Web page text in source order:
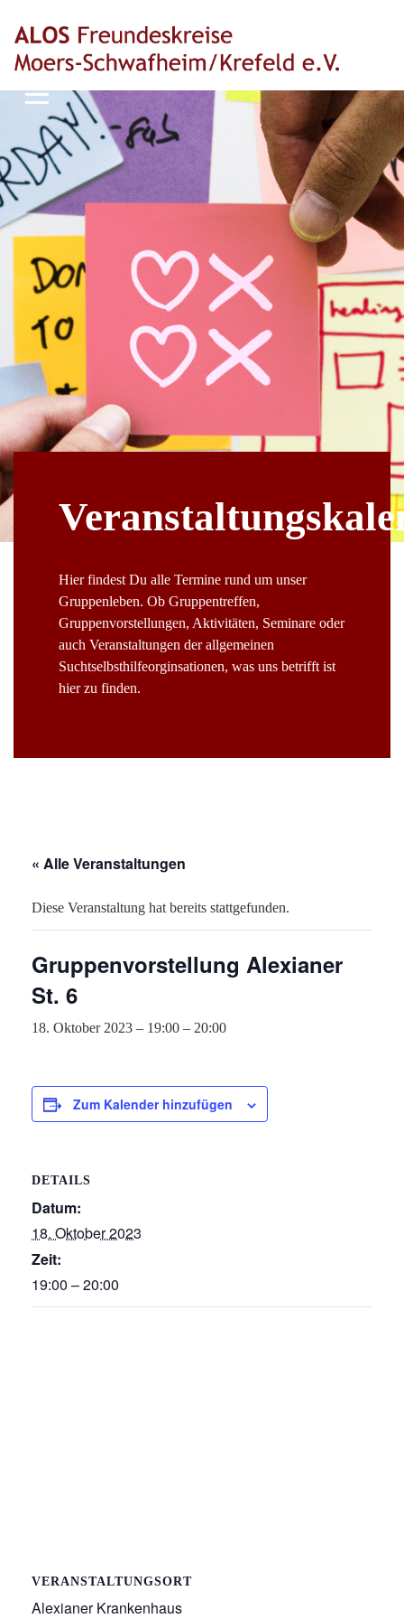
Hier findest Du alle Termine rund um unser
Gruppenleben. Ob Gruppentreffen,
Gruppenvorstellungen, Aktivitäten, Seminare oder
auch Veranstaltungen der allgemeinen
Suchtselbsthilfeorginsationen, was uns betrifft ist
hier zu finden.
« Alle Veranstaltungen
Diese Veranstaltung hat bereits stattgefunden.
Gruppenvorstellung Alexianer
St. 6
18. Oktober 2023 – 19:00 – 20:00
Zum Kalender hinzufügen
DETAILS
Datum:
18. Oktober 2023
Zeit:
19:00 – 20:00
VERANSTALTUNGSORT
Alexianer Krankenhaus